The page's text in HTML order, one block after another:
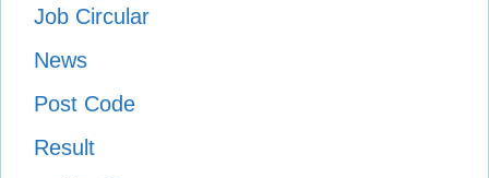
Job Circular
News
Post Code
Result